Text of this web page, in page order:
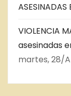
ASESINADAS
VIOLENCIA
asesinadas
martes, 28/